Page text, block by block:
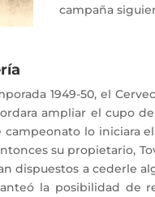
campaña
1949-50, el
ampliar el cupo
lo iniciara
su propietario,
dispuestos a cederle
la posibilidad de